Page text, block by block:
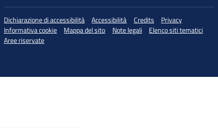
Dichiarazione di accessibilità Accessibilità Credits
Privacy
Informativa cookie
Mappa del sito Note legali
Elenco siti tematici
Aree riservate